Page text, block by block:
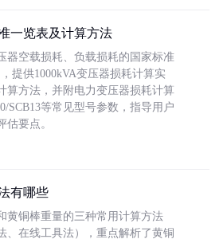
一览表及计算方法
器空载损耗、负载损耗的国家标准
，提供1000kVA变压器损耗计算实
算方法，并附电力变压器损耗计算
SCB13等常见型号参数，指导用户
估要点。
有哪些
黄铜棒重量的三种常用计算方法
、在线工具法），重点解析了黄铜